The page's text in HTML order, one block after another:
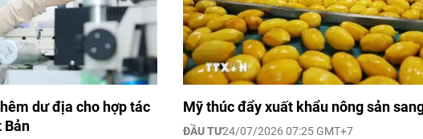
dư địa cho hợp tác
Bản
Mỹ thúc đẩy xuất khẩu nông sản
ĐẦU TƯ24/07/2026 07:25 GMT+7